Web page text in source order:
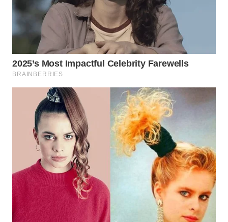
WAHANA
TRAVEL
WAHANA
TV
WAHANANEWS
ID
WAHANANEWS
CO ID
WAHANANEWS
NET
WAHANA
SPORT